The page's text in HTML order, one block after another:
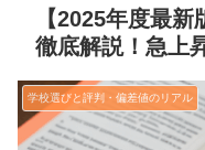
【2025年度最
徹底解説！急上
学校選びと評判・偏差値のリアル